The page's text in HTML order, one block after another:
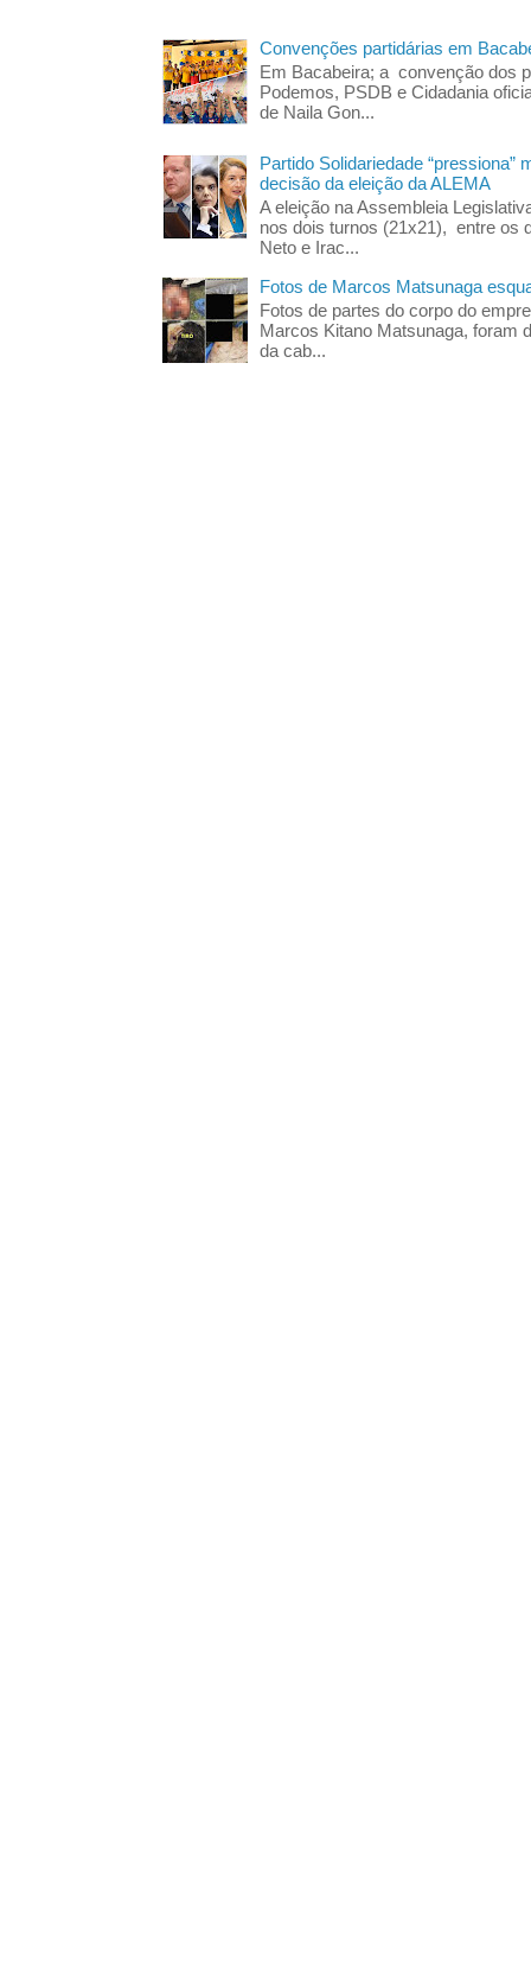
Convenções partidárias em
Em Bacabeira; a convenção dos
Podemos, PSDB e Cidadania
de Naila Gon...
Partido Solidariedade “pressiona”
decisão da eleição da ALEMA
A eleição na Assembleia
nos dois turnos (21x21), entre os
Neto e Irac...
Fotos de Marcos Matsunaga
Fotos de partes do corpo do
Marcos Kitano Matsunaga, foram
da cab...